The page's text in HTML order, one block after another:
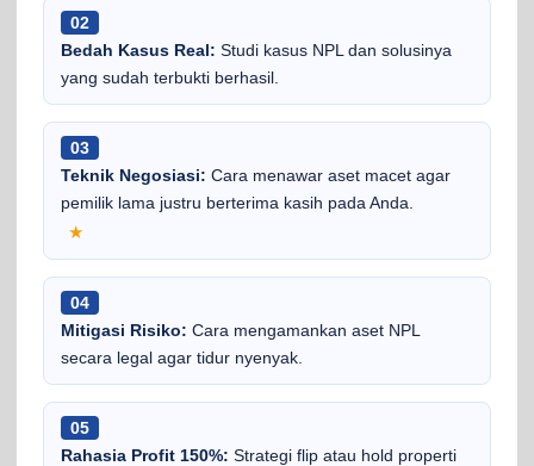
02
Bedah Kasus Real: Studi kasus NPL dan solusinya
yang sudah terbukti berhasil.
03
Teknik Negosiasi: Cara menawar aset macet agar
pemilik lama justru berterima kasih pada Anda.
★
04
Mitigasi Risiko: Cara mengamankan aset NPL
secara legal agar tidur nyenyak.
05
Rahasia Profit 150%: Strategi flip atau hold properti